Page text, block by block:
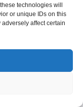
technologies will
or unique IDs on this
affect certain
FOR